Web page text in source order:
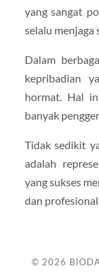
yang sangat
selalu menjaga
Dalam
kepribadian
hormat. Hal
banyak
Tidak sedikit
adalah
yang sukses
dan
© 2026